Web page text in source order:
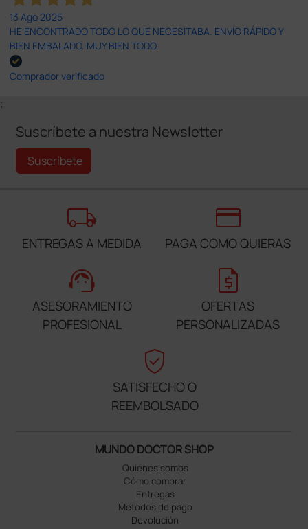
13 Ago 2025
HE ENCONTRADO TODO LO QUE NECESITABA. ENVÍO RÁPIDO Y
BIEN EMBALADO. MUY BIEN TODO.
Comprador verificado
;
Suscríbete a nuestra Newsletter
Suscríbete
local_shipping
ENTREGAS A MEDIDA
credit_card
PAGA COMO QUIERAS
support_agent
ASESORAMIENTO
PROFESIONAL
request_quote
OFERTAS
PERSONALIZADAS
verified_user
SATISFECHO O
REEMBOLSADO
MUNDO DOCTOR SHOP
Quiénes somos
Cómo comprar
Entregas
Métodos de pago
Devolución